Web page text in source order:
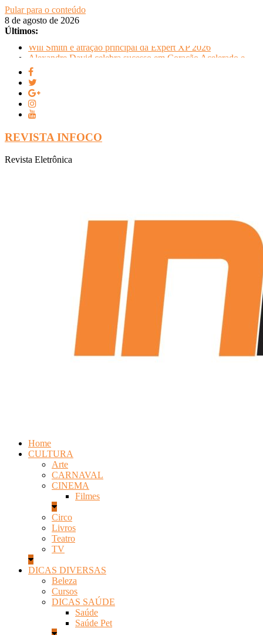
Pular para o conteúdo
8 de agosto de 2026
Últimos:
Will Smith é atração principal da Expert XP 2026
anuncia retorno ao teatro com Pequenos Trabalhos para
Velhos Palhaços
FLIP e Festival da Cachaça movimentam Paraty durante o
inverno e reforçam a cidade como destino de cultura e
tradição
descontração
criativo do artista Vik Muniz
REVISTA INFOCO
Revista Eletrônica
Home
CULTURA
Arte
CARNAVAL
CINEMA
Filmes
Circo
Livros
Teatro
TV
DICAS DIVERSAS
Beleza
Cursos
DICAS SAÚDE
Saúde
Saúde Pet